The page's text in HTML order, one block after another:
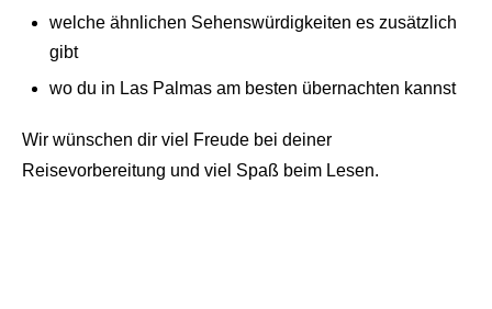
welche ähnlichen Sehenswürdigkeiten es zusätzlich
gibt
wo du in Las Palmas am besten übernachten kannst
Wir wünschen dir viel Freude bei deiner
Reisevorbereitung und viel Spaß beim Lesen.